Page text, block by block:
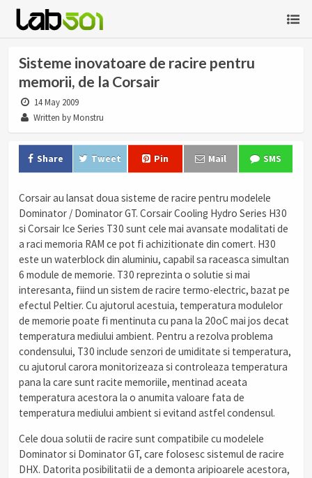
Sisteme inovatoare de racire pentru
memorii, de la Corsair
14 May 2009
Written by Monstru
Share Tweet Pin Mail SMS
Corsair au lansat doua sisteme de racire pentru modelele
Dominator / Dominator GT. Corsair Cooling Hydro Series H30
si Corsair Ice Series T30 sunt cele mai avansate modalitati de
a raci memoria RAM ce pot fi achizitionate din comert. H30
este un waterblock din aluminiu, capabil sa raceasca simultan
6 module de memorie. T30 reprezinta o solutie si mai
interesanta, fiind un sistem de racire termo-electric, bazat pe
efectul Peltier. Cu ajutorul acestuia, temperatura modulelor
de memorie poate fi mentinuta cu pana la 20oC mai jos decat
temperatura mediului ambient. Pentru a rezolva problema
condensului, T30 include senzori de umiditate si temperatura,
cu ajutorul carora monitorizeaza si controleaza temperatura
pana la care sunt racite memoriile, mentinad aceata
temperatura acestora la o anumita valoare fata de
temperatura mediului ambient si evitand astfel condensul.
Cele doua solutii de racire sunt compatibile cu modelele
Dominator si Dominator GT, care folosesc sistemul de racire
DHX. Datorita posibilitatii de a demonta aripioarele acestora,